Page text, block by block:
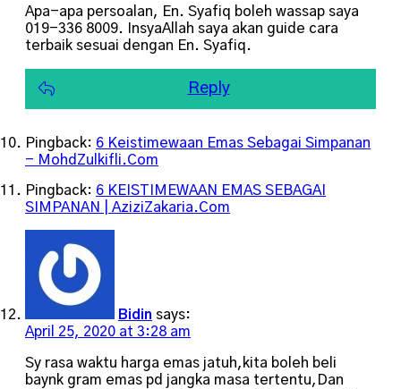
Apa-apa persoalan, En. Syafiq boleh wassap saya
019-336 8009. InsyaAllah saya akan guide cara
terbaik sesuai dengan En. Syafiq.
Reply
Pingback: 6 Keistimewaan Emas Sebagai Simpanan
- MohdZulkifli.Com
Pingback: 6 KEISTIMEWAAN EMAS SEBAGAI
SIMPANAN | AziziZakaria.Com
Bidin says:
April 25, 2020 at 3:28 am
Sy rasa waktu harga emas jatuh,kita boleh beli
baynk gram emas pd jangka masa tertentu,Dan